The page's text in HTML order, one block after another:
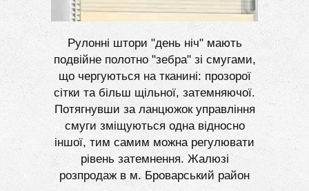
Рулонні штори "день ніч" мають
подвійне полотно "зебра" зі смугами,
що чергуються на тканині: прозорої
сітки та більш щільної, затемняючої.
Потягнувши за ланцюжок управління
смуги зміщуються одна відносно
іншої, тим самим можна регулювати
рівень затемнення. Жалюзі
розпродаж в м. Броварський район